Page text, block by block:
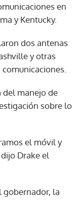
en
y Kentucky.
dos antenas
y otras
del manejo de
sobre lo
el móvil y
Drake el
gobernador, la